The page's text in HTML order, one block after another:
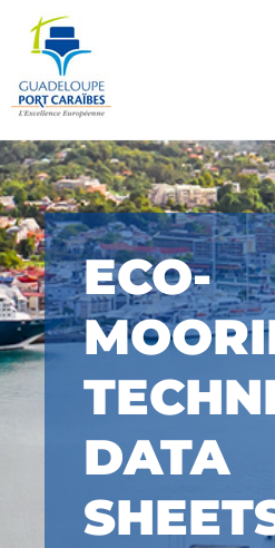
ECO-
DATA